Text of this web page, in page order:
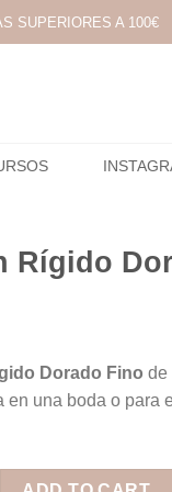
SUPERIORES A 100€
Rígido
Dorado Fino de
en una boda o para
Dorado Fino quantity